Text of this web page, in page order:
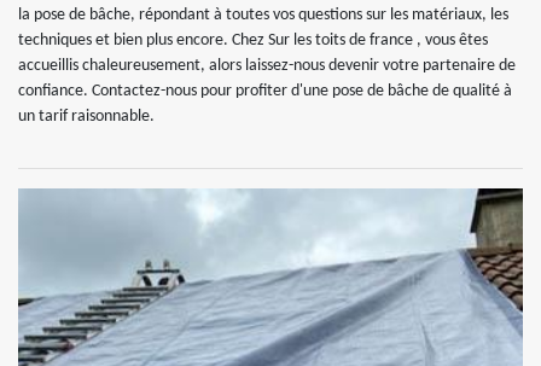
la pose de bâche, répondant à toutes vos questions sur les matériaux, les
techniques et bien plus encore. Chez Sur les toits de france , vous êtes
accueillis chaleureusement, alors laissez-nous devenir votre partenaire de
confiance. Contactez-nous pour profiter d'une pose de bâche de qualité à
un tarif raisonnable.